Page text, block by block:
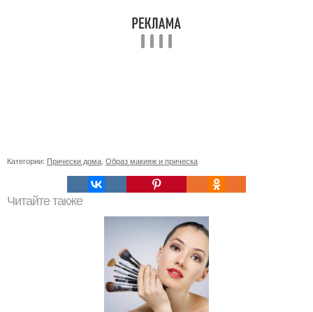
Категории: Прически дома, Образ макияж и прическа
Читайте также